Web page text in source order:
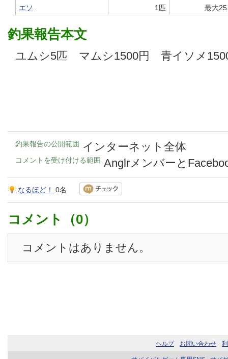
エソ
1匹 最大
釣果報告本文
ユムシ5匹 マムシ1500円 青イソメ
釣果報告の公開範囲 インターネット全体
コメントを受け付ける範囲 Anglrメンバーと
なるほど！ 0名
コメント（0）
コメントはありません。
ヘルプ お問い合わせ